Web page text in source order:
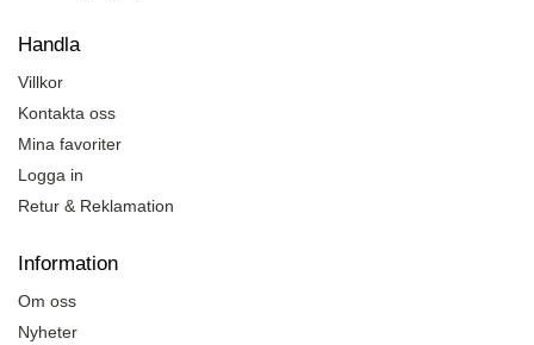
Handla
Villkor
Kontakta oss
Mina favoriter
Logga in
Retur & Reklamation
Information
Om oss
Nyheter